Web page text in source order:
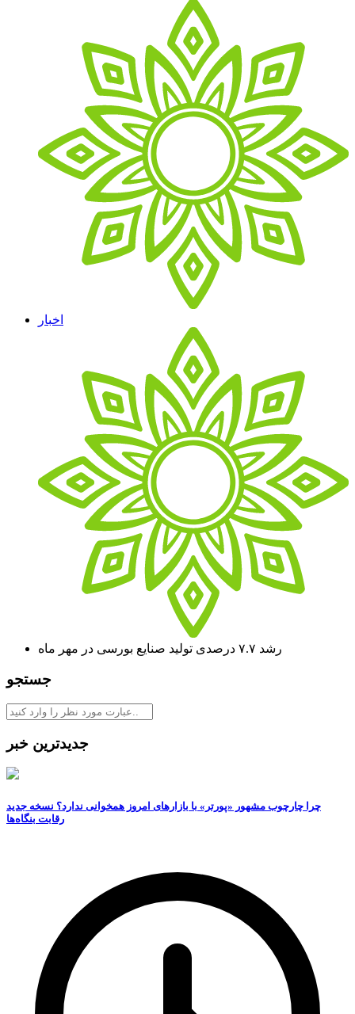
اخبار
رشد ۷.۷ درصدی تولید صنایع بورسی در مهر ماه
جستجو
جدیدترین خبر
چرا چارچوب مشهور «پورتر» با بازارهای امروز همخوانی ندارد؟ نسخه جدید
رقابت‌ بنگاه‌ها